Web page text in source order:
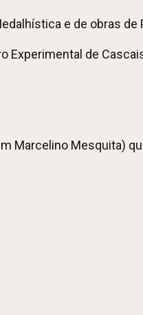
e de obras de
Experimental de
Mesquita)